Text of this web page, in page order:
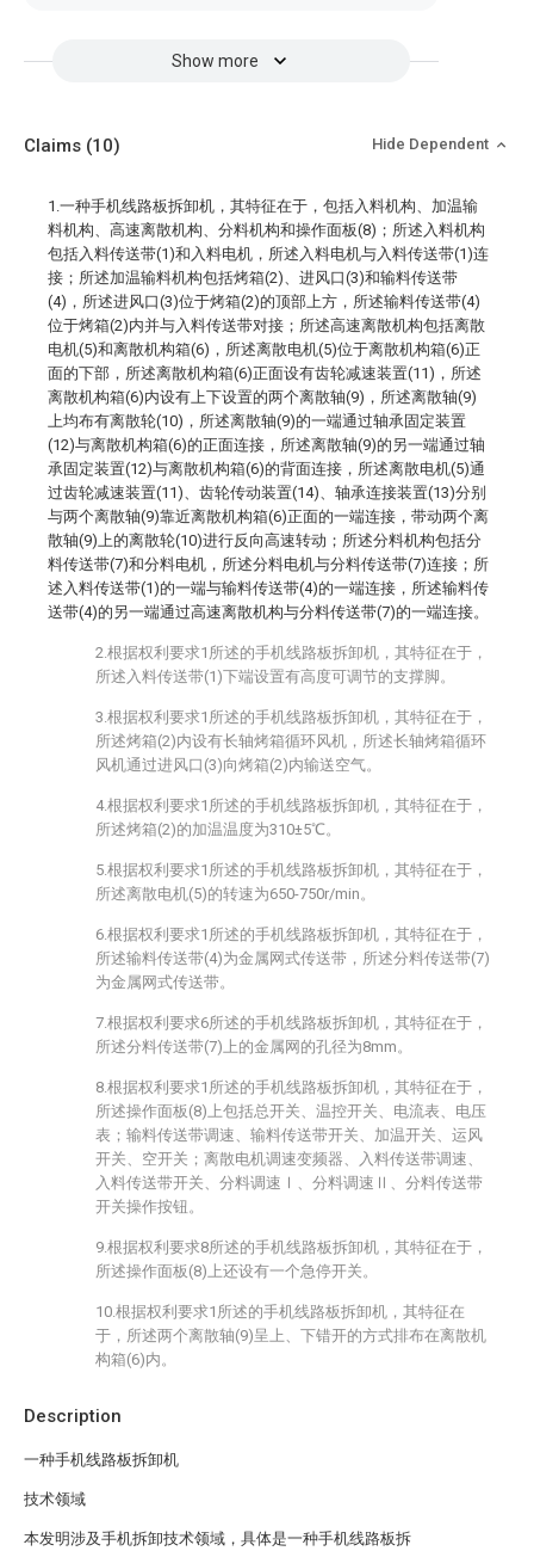
Show more
Description
一种手机线路板拆卸机
技术领域
本发明涉及手机拆卸技术领域，具体是一种手机线路板拆
Claims (10) Hide Dependent
1.一种手机线路板拆卸机，其特征在于，包括入料机构、加温输
料机构、高速离散机构、分料机构和操作面板(8)；所述入料机构
包括入料传送带(1)和入料电机，所述入料电机与入料传送带(1)连
接；所述加温输料机构包括烤箱(2)、进风口(3)和输料传送带
(4)，所述进风口(3)位于烤箱(2)的顶部上方，所述输料传送带(4)
位于烤箱(2)内并与入料传送带对接；所述高速离散机构包括离散
电机(5)和离散机构箱(6)，所述离散电机(5)位于离散机构箱(6)正
面的下部，所述离散机构箱(6)正面设有齿轮减速装置(11)，所述
离散机构箱(6)内设有上下设置的两个离散轴(9)，所述离散轴(9)
上均布有离散轮(10)，所述离散轴(9)的一端通过轴承固定装置
(12)与离散机构箱(6)的正面连接，所述离散轴(9)的另一端通过轴
承固定装置(12)与离散机构箱(6)的背面连接，所述离散电机(5)通
过齿轮减速装置(11)、齿轮传动装置(14)、轴承连接装置(13)分别
与两个离散轴(9)靠近离散机构箱(6)正面的一端连接，带动两个离
散轴(9)上的离散轮(10)进行反向高速转动；所述分料机构包括分
料传送带(7)和分料电机，所述分料电机与分料传送带(7)连接；所
述入料传送带(1)的一端与输料传送带(4)的一端连接，所述输料传
送带(4)的另一端通过高速离散机构与分料传送带(7)的一端连接。
2.根据权利要求1所述的手机线路板拆卸机，其特征在于，
所述入料传送带(1)下端设置有高度可调节的支撑脚。
3.根据权利要求1所述的手机线路板拆卸机，其特征在于，
所述烤箱(2)内设有长轴烤箱循环风机，所述长轴烤箱循环
风机通过进风口(3)向烤箱(2)内输送空气。
4.根据权利要求1所述的手机线路板拆卸机，其特征在于，
所述烤箱(2)的加温温度为310±5℃。
5.根据权利要求1所述的手机线路板拆卸机，其特征在于，
所述离散电机(5)的转速为650-750r/min。
6.根据权利要求1所述的手机线路板拆卸机，其特征在于，
所述输料传送带(4)为金属网式传送带，所述分料传送带(7)
为金属网式传送带。
7.根据权利要求6所述的手机线路板拆卸机，其特征在于，
所述分料传送带(7)上的金属网的孔径为8mm。
8.根据权利要求1所述的手机线路板拆卸机，其特征在于，
所述操作面板(8)上包括总开关、温控开关、电流表、电压
表；输料传送带调速、输料传送带开关、加温开关、运风
开关、空开关；离散电机调速变频器、入料传送带调速、
入料传送带开关、分料调速Ⅰ、分料调速Ⅱ、分料传送带
开关操作按钮。
9.根据权利要求8所述的手机线路板拆卸机，其特征在于，
所述操作面板(8)上还设有一个急停开关。
10.根据权利要求1所述的手机线路板拆卸机，其特征在
于，所述两个离散轴(9)呈上、下错开的方式排布在离散机
构箱(6)内。